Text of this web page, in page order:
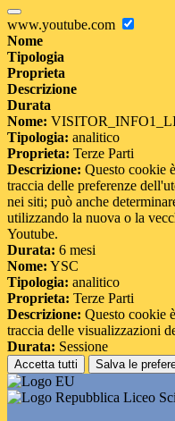
www.youtube.com
Nome
Tipologia
Proprieta
Descrizione
Durata
Nome:
Tipologia: analitico
Proprieta: Terze Parti
Descrizione: Questo cookie
traccia delle preferenze
nei siti; può anche
utilizzando la nuova o la
Youtube.
Durata: 6 mesi
Nome: YSC
Tipologia: analitico
Proprieta: Terze Parti
Descrizione: Questo cookie
traccia delle visualizzazioni
Durata: Sessione
Accetta tutti Salva le
Liceo